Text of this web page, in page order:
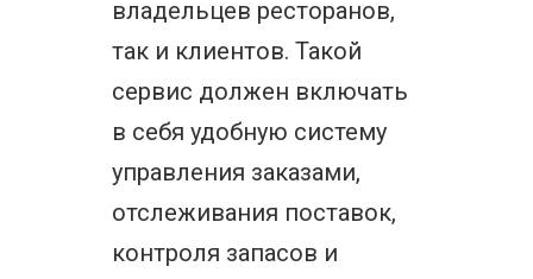
владельцев ресторанов,
так и клиентов. Такой
сервис должен включать
в себя удобную систему
управления заказами,
отслеживания поставок,
контроля запасов и